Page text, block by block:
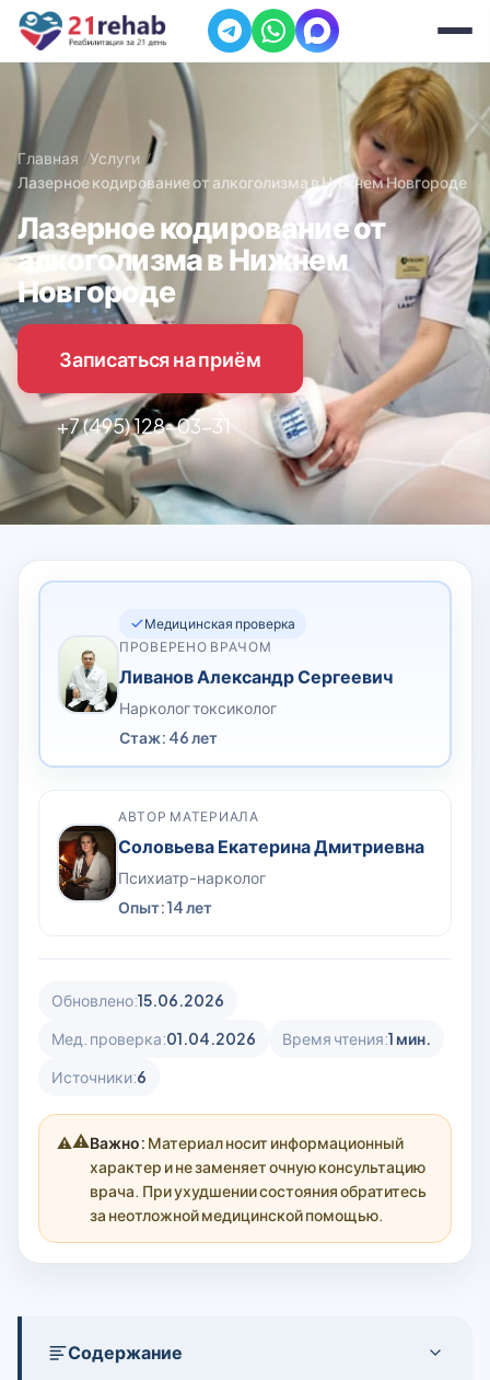
Главная
Услуги
Лазерное кодирование от алкоголизма в Нижнем Новгороде
Лазерное кодирование от
алкоголизма в Нижнем
Новгороде
Записаться на приём
+7 (495) 128-03-31
Медицинская проверка
ПРОВЕРЕНО ВРАЧОМ
Ливанов Александр Сергеевич
Нарколог токсиколог
Стаж: 46 лет
АВТОР МАТЕРИАЛА
Соловьева Екатерина Дмитриевна
Психиатр-нарколог
Опыт: 14 лет
Обновлено:15.06.2026
Мед. проверка:01.04.2026 Время чтения:1 мин.
Источники:6
⚠️Важно: Материал носит информационный
характер и не заменяет очную консультацию
врача. При ухудшении состояния обратитесь
за неотложной медицинской помощью.
Содержание